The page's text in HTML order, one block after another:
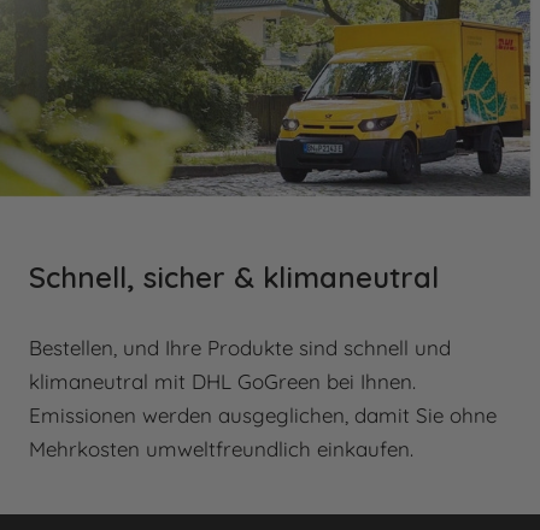
Schnell, sicher & klimaneutral
Bestellen, und Ihre Produkte sind schnell und
klimaneutral mit DHL GoGreen bei Ihnen.
Emissionen werden ausgeglichen, damit Sie ohne
Mehrkosten umweltfreundlich einkaufen.